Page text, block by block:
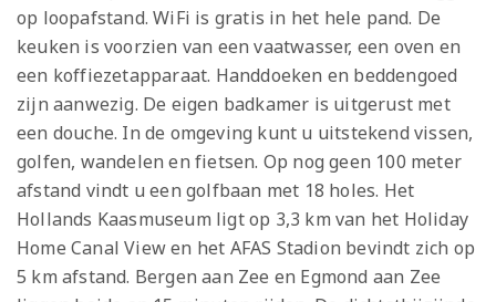
op loopafstand. WiFi is gratis in het hele pand. De
keuken is voorzien van een vaatwasser, een oven en
een koffiezetapparaat. Handdoeken en beddengoed
zijn aanwezig. De eigen badkamer is uitgerust met
een douche. In de omgeving kunt u uitstekend vissen,
golfen, wandelen en fietsen. Op nog geen 100 meter
afstand vindt u een golfbaan met 18 holes. Het
Hollands Kaasmuseum ligt op 3,3 km van het Holiday
Home Canal View en het AFAS Stadion bevindt zich op
5 km afstand. Bergen aan Zee en Egmond aan Zee